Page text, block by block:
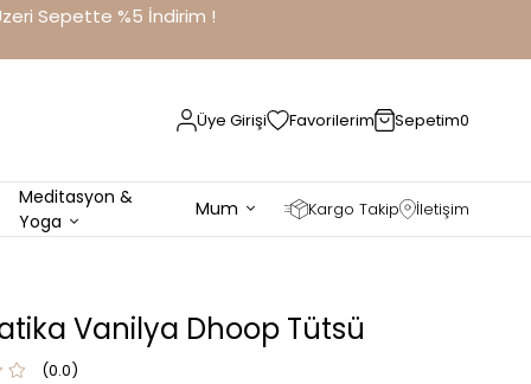
Üzeri Sepette %5 İndirim !
Üye Girişi Favorilerim Sepetim0
Meditasyon &
Yoga
Mum Kargo Takip İletişim
Vanilya Dhoop Tütsü
0.0